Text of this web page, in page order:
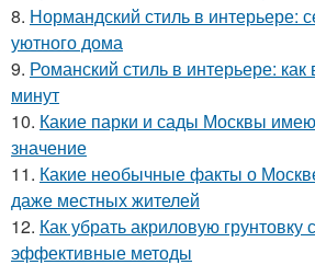
8. Нормандский стиль в интерьере:
уютного дома
9. Романский стиль в интерьере: как
минут
10. Какие парки и сады Москвы
значение
11. Какие необычные факты о
даже местных жителей
12. Как убрать акриловую грунтовку
эффективные методы